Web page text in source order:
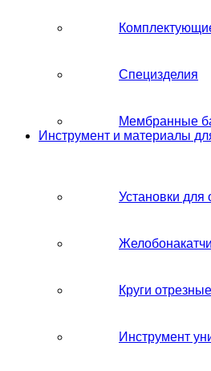
Специзделия
Мембранные
Инструмент и материалы
Установки для
Круги
Инструмент